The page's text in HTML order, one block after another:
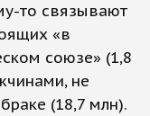
то связывают
«в
союзе» (1,8
не
(18,7 млн).